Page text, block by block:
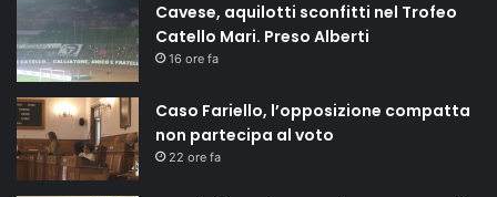
Cavese, aquilotti sconfitti nel Trofeo
Catello Mari. Preso Alberti
16 ore fa
Caso Fariello, l’opposizione compatta
non partecipa al voto
22 ore fa